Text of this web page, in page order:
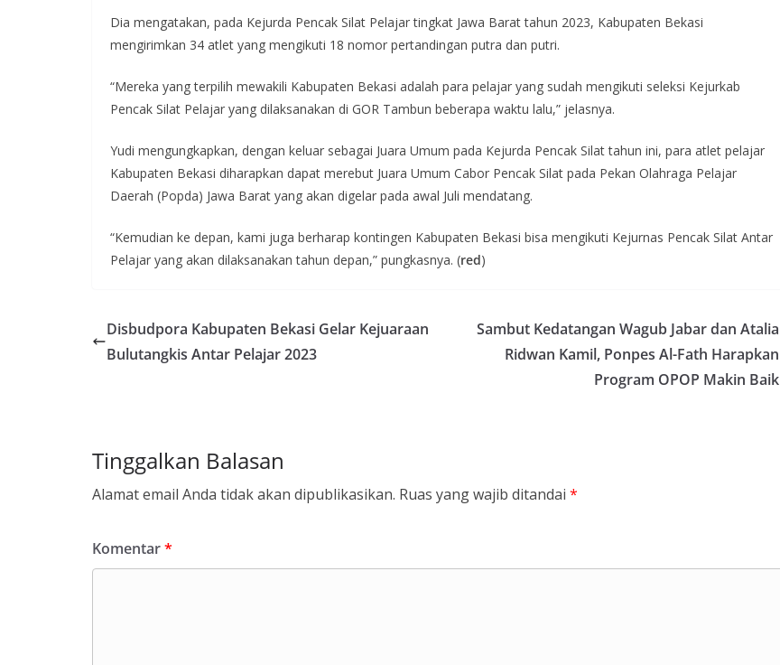
Dia mengatakan, pada Kejurda Pencak Silat Pelajar tingkat Jawa Barat tahun 2023, Kabupaten Bekasi
mengirimkan 34 atlet yang mengikuti 18 nomor pertandingan putra dan putri.
“Mereka yang terpilih mewakili Kabupaten Bekasi adalah para pelajar yang sudah mengikuti seleksi Kejurkab
Pencak Silat Pelajar yang dilaksanakan di GOR Tambun beberapa waktu lalu,” jelasnya.
Yudi mengungkapkan, dengan keluar sebagai Juara Umum pada Kejurda Pencak Silat tahun ini, para atlet pelajar
Kabupaten Bekasi diharapkan dapat merebut Juara Umum Cabor Pencak Silat pada Pekan Olahraga Pelajar
Daerah (Popda) Jawa Barat yang akan digelar pada awal Juli mendatang.
“Kemudian ke depan, kami juga berharap kontingen Kabupaten Bekasi bisa mengikuti Kejurnas Pencak Silat Antar
Pelajar yang akan dilaksanakan tahun depan,” pungkasnya. (red)
Disbudpora Kabupaten Bekasi Gelar Kejuaraan
Bulutangkis Antar Pelajar 2023
Sambut Kedatangan Wagub Jabar dan Atalia
Ridwan Kamil, Ponpes Al-Fath Harapkan
Program OPOP Makin Baik
Tinggalkan Balasan
Alamat email Anda tidak akan dipublikasikan. Ruas yang wajib ditandai *
Komentar*